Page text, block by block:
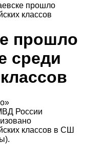
прошло
классов
прошло
среди
России
классов в СШ